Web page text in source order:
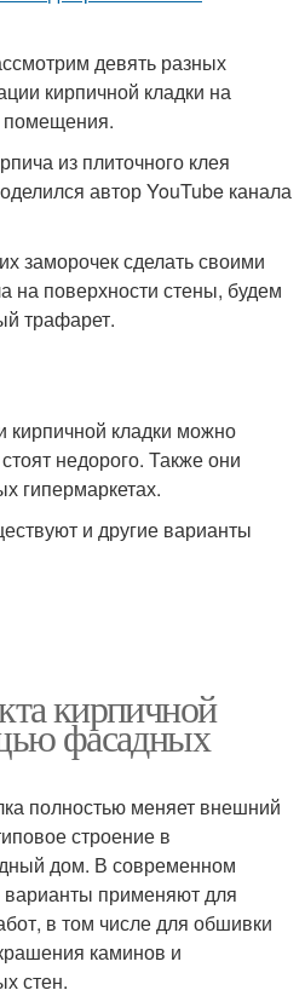
девять разных
кирпичной кладки на
помещения.
из плиточного клея
автор YouTube канала
заморочек сделать своими
на поверхности стены, будем
трафарет.
кладки можно
недорого. Также они
гипермаркетах.
и другие варианты
кирпичной
фасадных
полностью меняет внешний
строение в
дом. В современном
варианты применяют для
в том числе для обшивки
каминов и
стен.